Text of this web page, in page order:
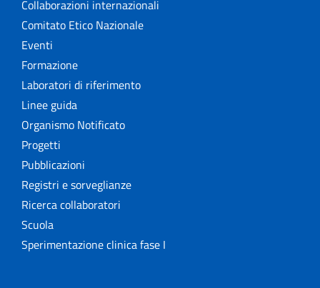
Collaborazioni internazionali
Comitato Etico Nazionale
Eventi
Formazione
Laboratori di riferimento
Linee guida
Organismo Notificato
Progetti
Pubblicazioni
Registri e sorveglianze
Ricerca collaboratori
Scuola
Sperimentazione clinica fase I